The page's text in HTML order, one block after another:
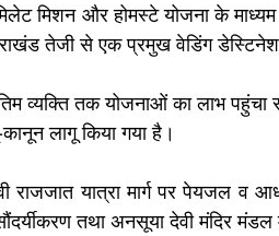
मिशन और होमस्टे योजना के माध्यम
तेजी से एक प्रमुख वेडिंग
व्यक्ति तक योजनाओं का लाभ पहुंचा
लागू किया गया है।
यात्रा मार्ग पर पेयजल व
तथा अनसूया देवी मंदिर मंडल